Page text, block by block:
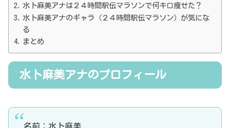
水卜麻美アナは２４時間駅伝マラソンで何キロ痩せた？
水卜麻美アナのギャラ（２４時間駅伝マラソン）が気にな
る
まとめ
水卜麻美アナのプロフィール
名前：水卜麻美